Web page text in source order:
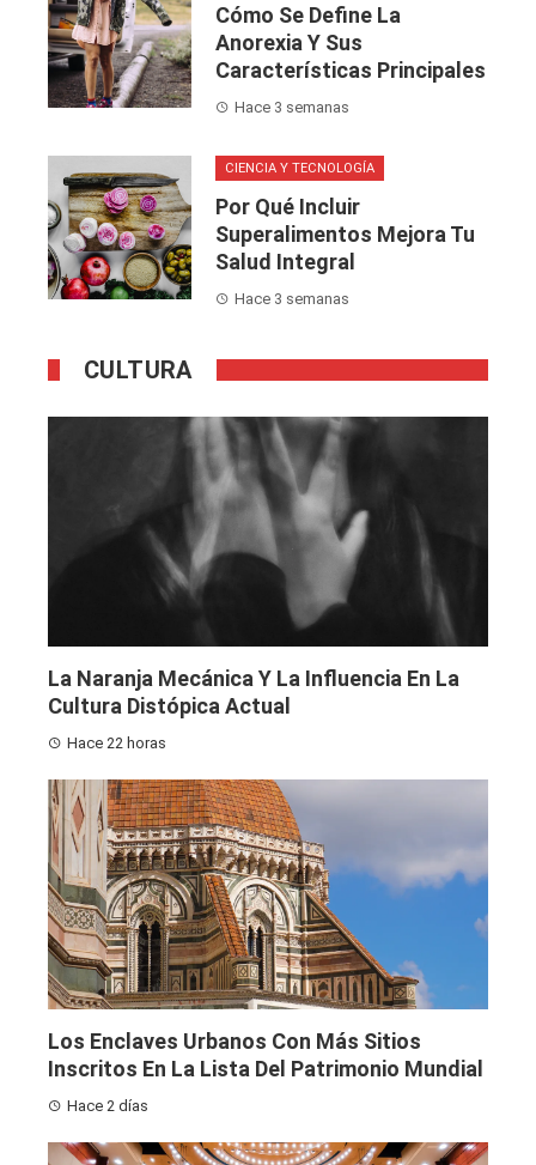
Cómo Se Define La
Anorexia Y Sus
Características Principales
Hace 3 semanas
CIENCIA Y TECNOLOGÍA
Por Qué Incluir
Superalimentos Mejora Tu
Salud Integral
Hace 3 semanas
CULTURA
La Naranja Mecánica Y La Influencia En La
Cultura Distópica Actual
Hace 22 horas
Los Enclaves Urbanos Con Más Sitios
Inscritos En La Lista Del Patrimonio Mundial
Hace 2 días